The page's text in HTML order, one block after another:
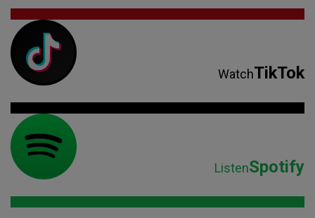
WatchTikTok
ListenSpotify